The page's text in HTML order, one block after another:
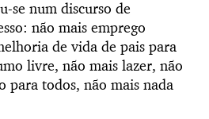
se num discurso de
não mais emprego
de vida de pais para
livre, não mais lazer, não
para todos, não mais nada